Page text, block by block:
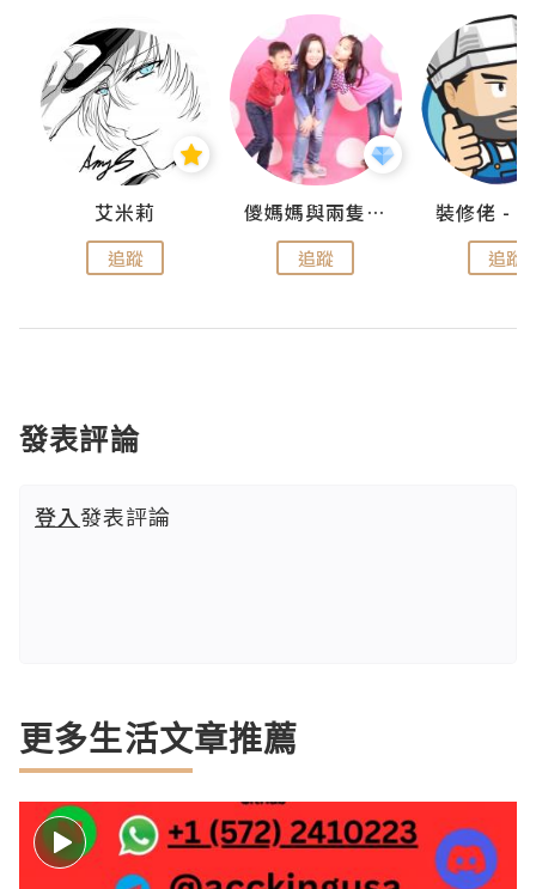
艾米莉
追蹤
儍媽媽與兩隻小魔怪之家
追蹤 追蹤
發表評論
登入發表評論
更多生活文章推薦